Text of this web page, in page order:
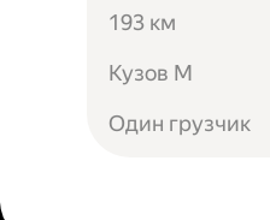
193 км
Кузов М
Один грузчик